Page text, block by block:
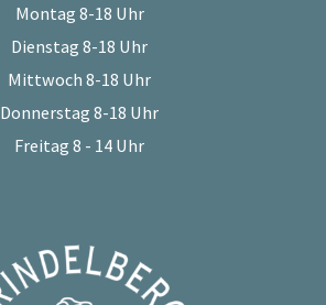
Montag 8-18 Uhr
Dienstag 8-18 Uhr
Mittwoch 8-18 Uhr
Donnerstag 8-18 Uhr
Freitag 8 - 14 Uhr